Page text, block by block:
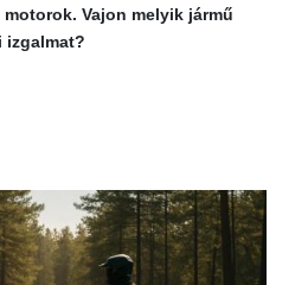
Vajon melyik jármű
izgalmat?